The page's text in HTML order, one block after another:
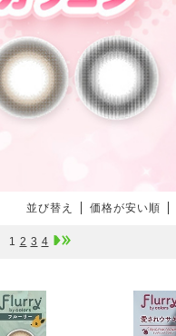
並び替え 価格が安い順
1 2 3 4